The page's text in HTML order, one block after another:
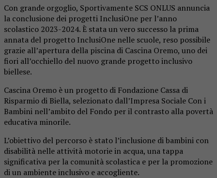
Con grande orgoglio, Sportivamente SCS ONLUS annuncia
la conclusione dei progetti InclusiOne per l’anno
scolastico 2023-2024. È stata un vero successo la prima
annata del progetto InclusiOne nelle scuole, reso possibile
grazie all’apertura della piscina di Cascina Oremo, uno dei
fiori all’occhiello del nuovo grande progetto inclusivo
biellese.
Cascina Oremo è un progetto di Fondazione Cassa di
Risparmio di Biella, selezionato dall’Impresa Sociale Con i
Bambini nell’ambito del Fondo per il contrasto alla povertà
educativa minorile.
L’obiettivo del percorso è stato l’inclusione di bambini con
disabilità nelle attività motorie in acqua, una tappa
significativa per la comunità scolastica e per la promozione
di un ambiente inclusivo e accogliente.